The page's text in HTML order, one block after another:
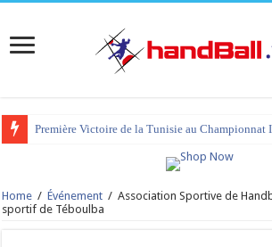
Première Victoire de la Tunisie au
tournoi international Hammamet 2023 :
Home / Événement / Association Sportive de
sportif de Téboulba